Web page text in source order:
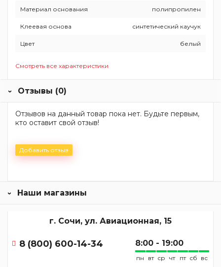
Материал основания полипропилен
Клеевая основа синтетический каучук
Цвет белый
Смотреть все характеристики
Отзывы (0)
Отзывов на данный товар пока нет. Будьте первым,
кто оставит свой отзыв!
Добавить отзыв
Наши магазины
г. Сочи, ул. Авиационная, 15
8 (800) 600-14-34 8:00 - 19:00
пн вт ср чт пт сб вс